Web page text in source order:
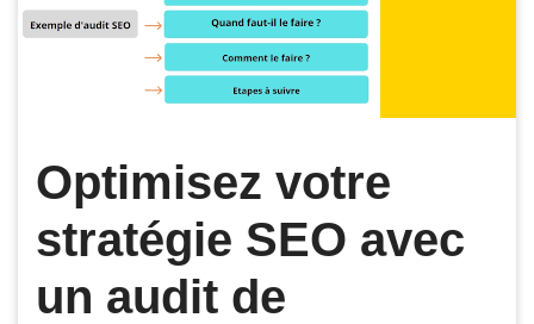
Optimisez votre
stratégie SEO avec
un audit de